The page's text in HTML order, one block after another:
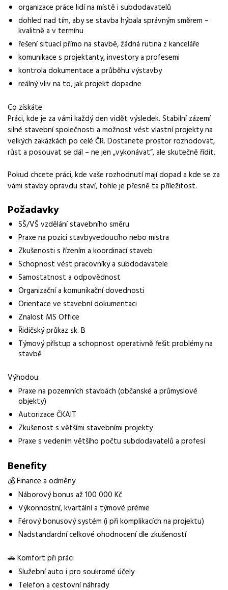
Zaměstnavatel / agentura
Grafton Recruitment s.r.o.
Typ úvazku
Plný úvazek
Mzda
Pracovní doba
Po–Pá
Forma práce
práce na pracovišti
Vzdělání
Vysokoškolské
Bonus
Náborový bonus až 100 000 Kč
Vybrané benefity
finanční odměny, komfortní práce, kariérní růst, stabilita práce
Požadavky
SŠ/VŠ vzdělání stavebního směru, praxe na pozici
stavbyvedoucího nebo mistra, zkušenosti s řízením staveb
organizace práce lidí na místě i subdodavatelů
dohled nad tím, aby se stavba hýbala správným směrem –
kvalitně a v termínu
řešení situací přímo na stavbě, žádná rutina z kanceláře
komunikace s projektanty, investory a profesemi
kontrola dokumentace a průběhu výstavby
reálný vliv na to, jak projekt dopadne
Co získáte
Práci, kde je za vámi každý den vidět výsledek. Stabilní zázemí
silné stavební společnosti a možnost vést vlastní projekty na
velkých zakázkách po celé ČR. Dostanete prostor rozhodovat,
růst a posouvat se dál – ne jen „vykonávat“, ale skutečně řídit.
Pokud chcete práci, kde vaše rozhodnutí mají dopad a kde se za
vámi stavby opravdu staví, tohle je přesně ta příležitost.
Požadavky
SŠ/VŠ vzdělání stavebního směru
Praxe na pozici stavbyvedoucího nebo mistra
Zkušenosti s řízením a koordinací staveb
Schopnost vést pracovníky a subdodavatele
Samostatnost a odpovědnost
Organizační a komunikační dovednosti
Orientace ve stavební dokumentaci
Znalost MS Office
Řidičský průkaz sk. B
Týmový přístup a schopnost operativně řešit problémy na
stavbě
Výhodou:
Praxe na pozemních stavbách (občanské a průmyslové
objekty)
Autorizace ČKAIT
Zkušenost s většími stavebními projekty
Praxe s vedením většího počtu subdodavatelů a profesí
Benefity
💰 Finance a odměny
Náborový bonus až 100 000 Kč
Výkonnostní, kvartální a týmové prémie
Férový bonusový systém (i při komplikacích na projektu)
Nadstandardní celkové ohodnocení dle zkušeností
🚗 Komfort při práci
Služební auto i pro soukromé účely
Telefon a cestovní náhrady